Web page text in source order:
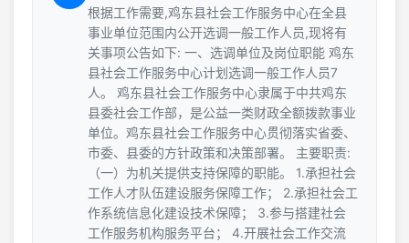
根据工作需要,鸡东县社会工作服务中心在全县
事业单位范围内公开选调一般工作人员,现将有
关事项公告如下: 一、选调单位及岗位职能 鸡东
县社会工作服务中心计划选调一般工作人员7
人。 鸡东县社会工作服务中心隶属于中共鸡东
县委社会工作部，是公益一类财政全额拨款事业
单位。鸡东县社会工作服务中心贯彻落实省委、
市委、县委的方针政策和决策部署。 主要职责:
（一）为机关提供支持保障的职能。 1.承担社会
工作人才队伍建设服务保障工作； 2.承担社会工
作系统信息化建设技术保障； 3.参与搭建社会
工作服务机构服务平台； 4.开展社会工作交流